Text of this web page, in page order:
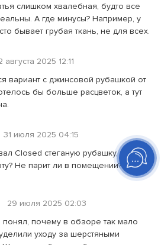
слишком хвалебная, будто все
А где минусы? Например, у
бывает грубая ткань, не для всех.
августа 2025 12:11
вариант с джинсовой рубашкой от
бы больше расцветок, а тут
31 июля 2025 04:15
Closed стеганую рубашку, как она
Не парит ли в помещении?
29 июля 2025 02:03
почему в обзоре так мало
уходу за шерстяными